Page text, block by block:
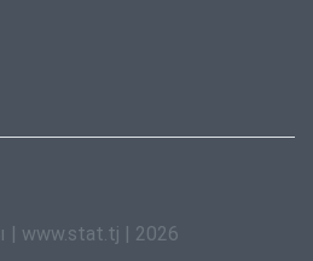
www.stat.tj | 2026